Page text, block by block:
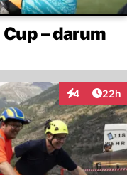
– darum
4
Interaktionen
22h